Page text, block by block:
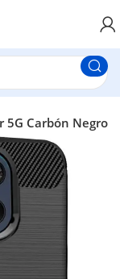
5G Carbón Negro